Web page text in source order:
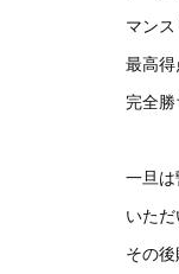
マン
最高得
完全勝
一旦
いた
その後